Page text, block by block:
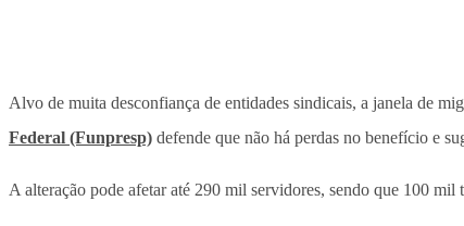
Alvo de muita desconfiança de entidades sindicais, a janela de
Federal (Funpresp) defende que não há perdas no benefício e
A alteração pode afetar até 290 mil servidores, sendo que 100